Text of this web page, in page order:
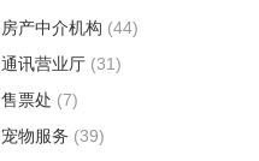
房产中介机构 (44)
通讯营业厅 (31)
售票处 (7)
宠物服务 (39)